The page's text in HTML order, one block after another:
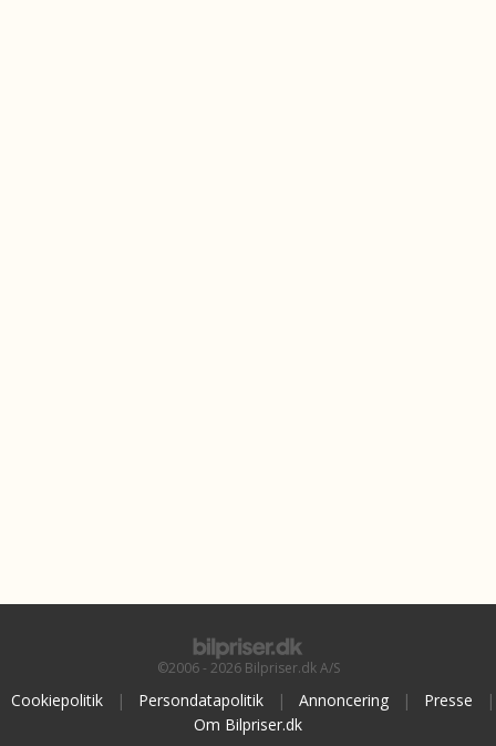
©2006 - 2026 Bilpriser.dk A/S
Cookiepolitik | Persondatapolitik | Annoncering | Presse
|
Om Bilpriser.dk